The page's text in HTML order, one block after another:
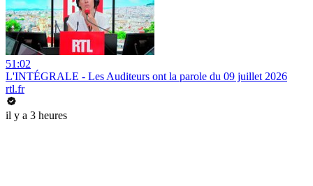
51:02
L'INTÉGRALE - Les Auditeurs ont la parole du 09 juillet 2026
rtl.fr
il y a 3 heures